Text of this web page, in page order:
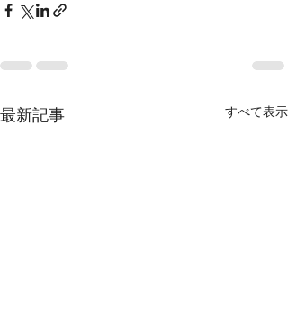
最新記事 すべて表示